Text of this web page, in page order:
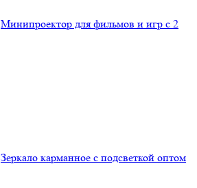
Минипроектор для фильмов и игр с 2
Зеркало карманное с подсветкой оптом